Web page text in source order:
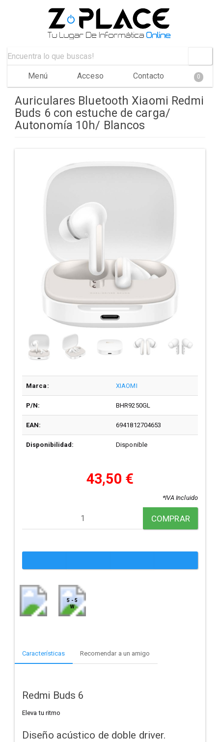
Menú Acceso Contacto 0
Auriculares Bluetooth Xiaomi Redmi
Buds 6 con estuche de carga/
Autonomía 10h/ Blancos
Marca: XIAOMI
P/N: BHR9250GL
EAN: 6941812704653
Disponibilidad: Disponible
43,50 €
*IVA Incluido
COMPRAR
5 - 5
W
Características Recomendar a un amigo
Redmi Buds 6
Eleva tu ritmo
Diseño acústico de doble driver.